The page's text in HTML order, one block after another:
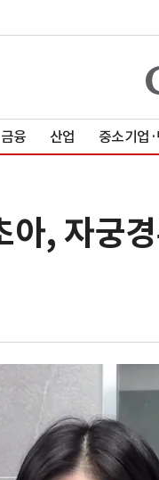
금융 산업 중소기업
아, 자궁